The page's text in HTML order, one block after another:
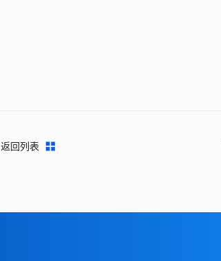
返回列表